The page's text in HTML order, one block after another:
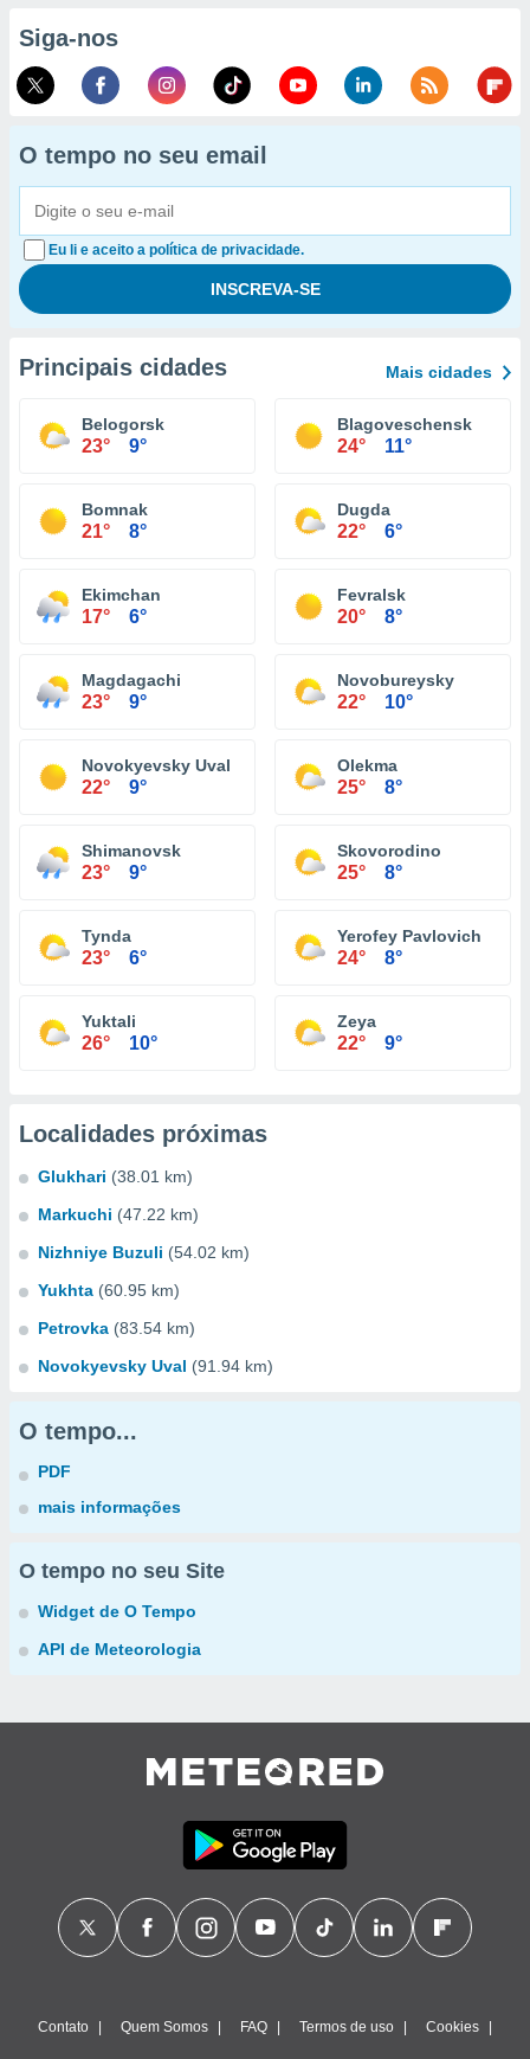
Siga-nos
O tempo no seu email
Eu li e aceito a política de privacidade.
Principais cidades Mais cidades
Belogorsk
23° 9°
Blagoveschensk
24° 11°
Bomnak
21° 8°
Dugda
22° 6°
Ekimchan
17° 6°
Fevralsk
20° 8°
Magdagachi
23° 9°
Novobureysky
22° 10°
Novokyevsky Uval
22° 9°
Olekma
25° 8°
Shimanovsk
23° 9°
Skovorodino
25° 8°
Tynda
23° 6°
Yerofey Pavlovich
24° 8°
Yuktali
26° 10°
Zeya
22° 9°
Localidades próximas
Glukhari (38.01 km)
Markuchi (47.22 km)
Nizhniye Buzuli (54.02 km)
Yukhta (60.95 km)
Petrovka (83.54 km)
Novokyevsky Uval (91.94 km)
O tempo...
PDF
mais informações
O tempo no seu Site
Widget de O Tempo
API de Meteorologia
Contato Quem Somos FAQ Termos de uso Cookies